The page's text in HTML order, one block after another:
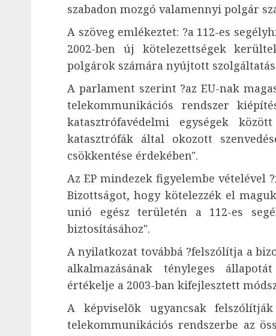
szabadon mozgó valamennyi polgár
A szöveg emlékeztet: ?a 112-es
2002-ben új kötelezettségek
polgárok számára nyújtott
A parlament szerint ?az EU-nak
telekommunikációs rendszer
katasztrófavédelmi egységek
katasztrófák által okozott
csökkentése érdekében".
Az EP mindezek figyelembe vételével
Bizottságot, hogy kötelezzék el
unió egész területén a 112-es
biztosításához".
A nyilatkozat továbbá ?felszólítja a
alkalmazásának tényleges
értékelje a 2003-ban kifejlesztett
A képviselõk ugyancsak
telekommunikációs rendszerbe az